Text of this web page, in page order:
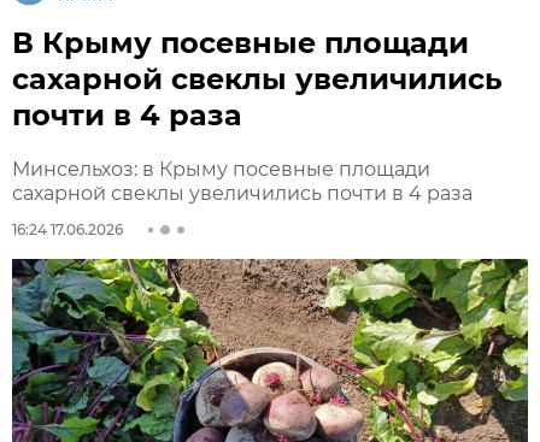
В Крыму посевные площади
сахарной свеклы увеличились
почти в 4 раза
Минсельхоз: в Крыму посевные площади
сахарной свеклы увеличились почти в 4 раза
16:24 17.06.2026